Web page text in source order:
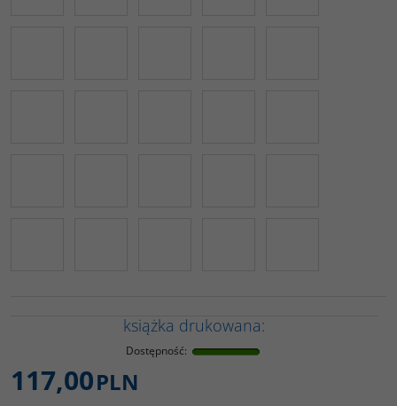
książka drukowana:
Dostępność:
117,00PLN